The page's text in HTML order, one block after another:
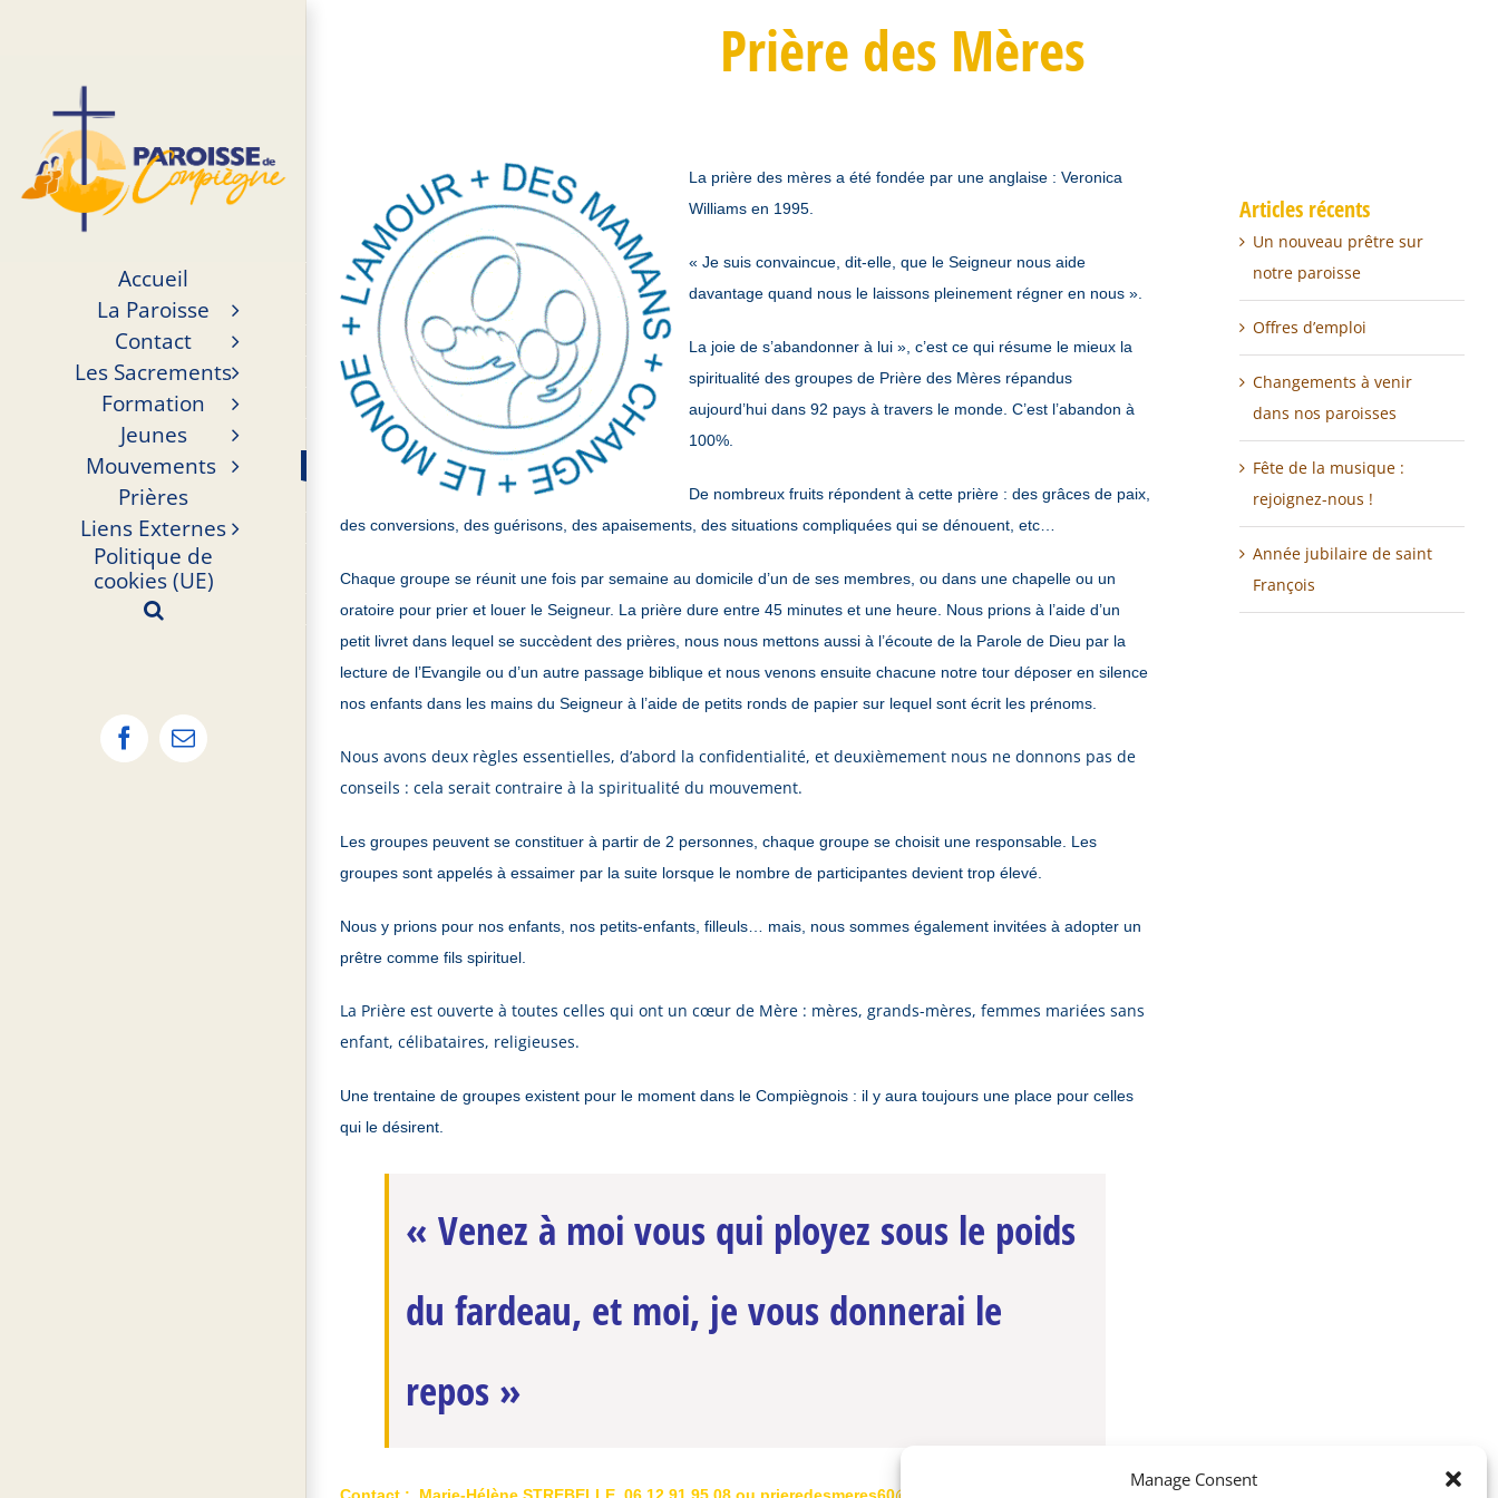
Manage Consent
Accueil
La Paroisse
Contact
Les Sacrements
Formation
Jeunes
Mouvements
Prières
Liens Externes
Politique de
cookies (UE)
Facebook
Email
Prière des Mères
La prière des mères a été fondée par une anglaise : Veronica
Williams en 1995.
« Je suis convaincue, dit-elle, que le Seigneur nous aide
davantage quand nous le laissons pleinement régner en nous ».
La joie de s’abandonner à lui », c’est ce qui résume le mieux la
spiritualité des groupes de Prière des Mères répandus
aujourd’hui dans 92 pays à travers le monde. C’est l’abandon à
100%.
De nombreux fruits répondent à cette prière : des grâces de paix,
des conversions, des guérisons, des apaisements, des situations compliquées qui se dénouent, etc…
Chaque groupe se réunit une fois par semaine au domicile d’un de ses membres, ou dans une chapelle ou un
oratoire pour prier et louer le Seigneur. La prière dure entre 45 minutes et une heure. Nous prions à l’aide d’un
petit livret dans lequel se succèdent des prières, nous nous mettons aussi à l’écoute de la Parole de Dieu par la
lecture de l’Evangile ou d’un autre passage biblique et nous venons ensuite chacune notre tour déposer en silence
nos enfants dans les mains du Seigneur à l’aide de petits ronds de papier sur lequel sont écrit les prénoms.
Nous avons deux règles essentielles, d’abord la confidentialité, et deuxièmement nous ne donnons pas de
conseils : cela serait contraire à la spiritualité du mouvement.
Les groupes peuvent se constituer à partir de 2 personnes, chaque groupe se choisit une responsable. Les
groupes sont appelés à essaimer par la suite lorsque le nombre de participantes devient trop élevé.
Nous y prions pour nos enfants, nos petits-enfants, filleuls… mais, nous sommes également invitées à adopter un
prêtre comme fils spirituel.
La Prière est ouverte à toutes celles qui ont un cœur de Mère : mères, grands-mères, femmes mariées sans
enfant, célibataires, religieuses.
Une trentaine de groupes existent pour le moment dans le Compiègnois : il y aura toujours une place pour celles
qui le désirent.
« Venez à moi vous qui ployez sous le poids
du fardeau, et moi, je vous donnerai le
repos »
Articles récents
Un nouveau prêtre sur
notre paroisse
Offres d’emploi
Changements à venir
dans nos paroisses
Fête de la musique :
rejoignez-nous !
Année jubilaire de saint
François